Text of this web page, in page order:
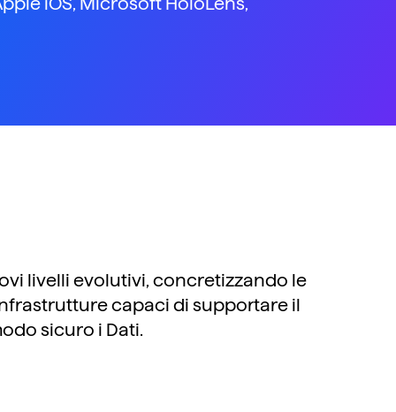
livelli evolutivi, concretizzando le
capaci di supportare il
sicuro i Dati.